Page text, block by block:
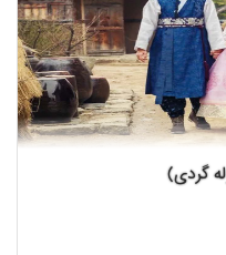
گردی)